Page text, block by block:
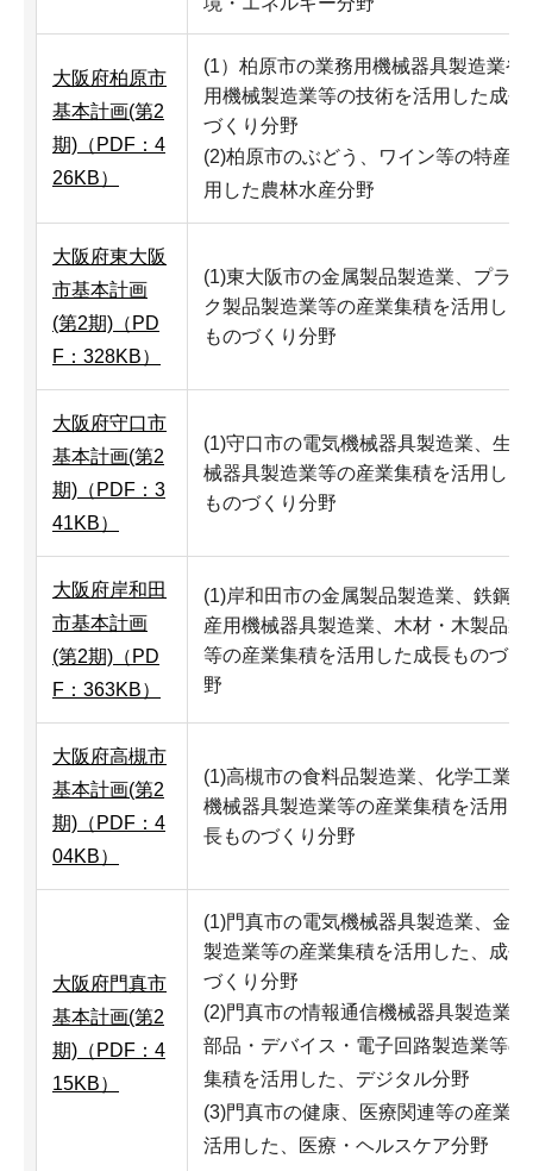
大阪府柏原市
基本計画(第2
期)（PDF：4
26KB）
(1）柏原市の業務用機械器具製造業や
用機械製造業等の技術を活用した成長
づくり分野
(2)柏原市のぶどう、ワイン等の特産
用した農林水産分野
大阪府東大阪
市基本計画
(第2期)（PD
F：328KB）
(1)東大阪市の金属製品製造業、プラ
ク製品製造業等の産業集積を活用した
ものづくり分野
大阪府守口市
基本計画(第2
期)（PDF：3
41KB）
(1)守口市の電気機械器具製造業、生
械器具製造業等の産業集積を活用した
ものづくり分野
大阪府岸和田
市基本計画
(第2期)（PD
F：363KB）
(1)岸和田市の金属製品製造業、鉄鋼
産用機械器具製造業、木材・木製品製
等の産業集積を活用した成長ものづく
野
大阪府高槻市
基本計画(第2
期)（PDF：4
04KB）
(1)高槻市の食料品製造業、化学工業
機械器具製造業等の産業集積を活用し
長ものづくり分野
大阪府門真市
基本計画(第2
期)（PDF：4
15KB）
(1)門真市の電気機械器具製造業、金
製造業等の産業集積を活用した、成長
づくり分野
(2)門真市の情報通信機械器具製造業
部品・デバイス・電子回路製造業等の
集積を活用した、デジタル分野
(3)門真市の健康、医療関連等の産業
活用した、医療・ヘルスケア分野